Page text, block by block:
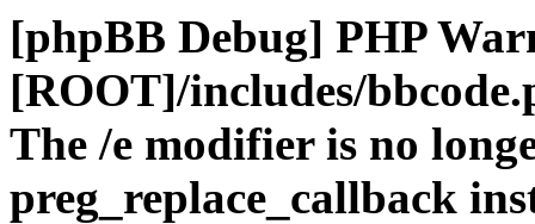
[phpBB Debug] PHP
[ROOT]/includes/
The /e modifier is no
preg_replace_callback